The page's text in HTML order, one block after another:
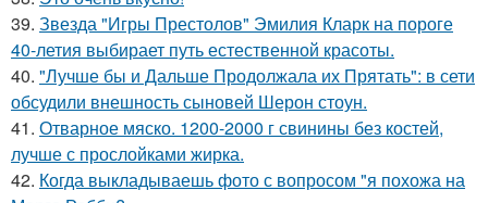
39. Звезда "Игры Престолов" Эмилия Кларк на пороге
40-летия выбирает путь естественной красоты.
40. "Лучше бы и Дальше Продолжала их Прятать": в сети
обсудили внешность сыновей Шерон стоун.
41. Отварное мяско. 1200-2000 г свинины без костей,
лучше с прослойками жирка.
42. Когда выкладываешь фото с вопросом "я похожа на